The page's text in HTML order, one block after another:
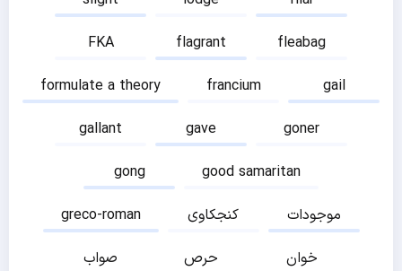
FKA
flagrant
fleabag
formulate a theory
francium
gail
gallant
gave
goner
gong
good samaritan
greco-roman
کنجکاوی
موجودات
صواب
حرص
خوان